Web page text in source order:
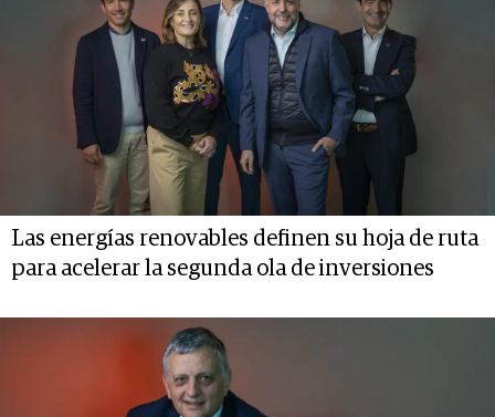
Las energías renovables definen su hoja de ruta
para acelerar la segunda ola de inversiones